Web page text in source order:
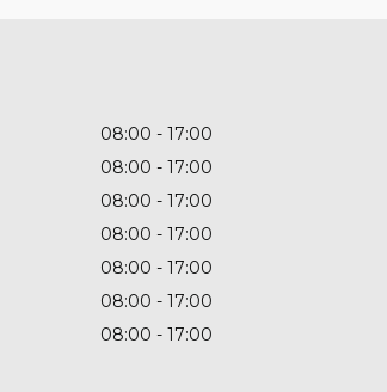
08:00
17:00
08:00
17:00
08:00
17:00
08:00
17:00
08:00
17:00
08:00
17:00
08:00 17:00